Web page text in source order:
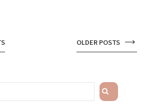
OLDER POSTS